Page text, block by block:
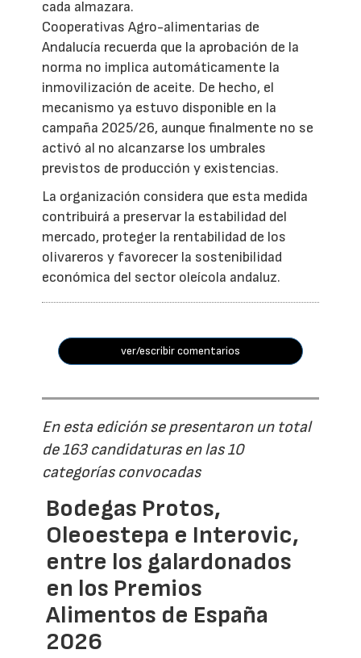
cada almazara.
Cooperativas Agro-alimentarias de
Andalucía recuerda que la aprobación de la
norma no implica automáticamente la
inmovilización de aceite. De hecho, el
mecanismo ya estuvo disponible en la
campaña 2025/26, aunque finalmente no se
activó al no alcanzarse los umbrales
previstos de producción y existencias.
La organización considera que esta medida
contribuirá a preservar la estabilidad del
mercado, proteger la rentabilidad de los
olivareros y favorecer la sostenibilidad
económica del sector oleícola andaluz.
ver/escribir comentarios
En esta edición se presentaron un total
de 163 candidaturas en las 10
categorías convocadas
Bodegas Protos,
Oleoestepa e Interovic,
entre los galardonados
en los Premios
Alimentos de España
2026